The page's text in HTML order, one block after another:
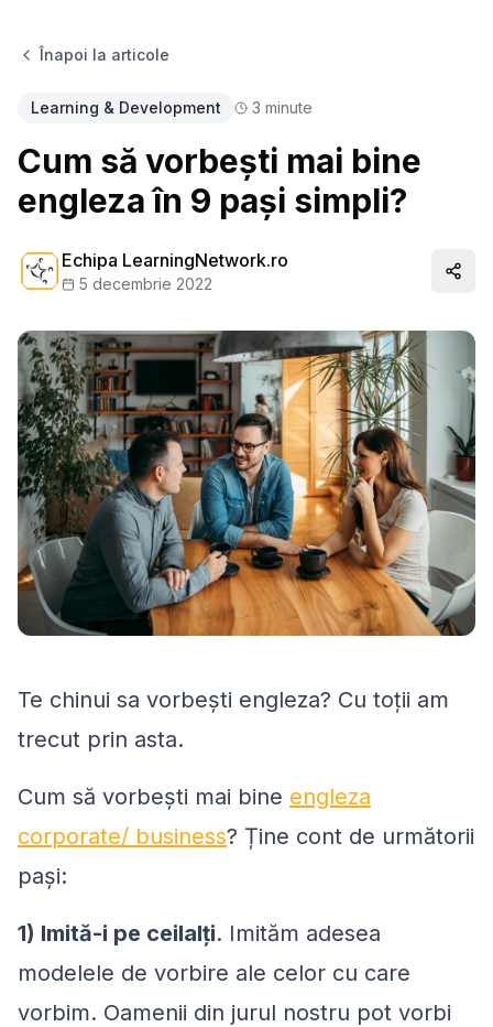
Înapoi la articole
Learning & Development 3 minute
Cum să vorbești mai bine
engleza în 9 pași simpli?
Echipa LearningNetwork.ro
5 decembrie 2022
Te chinui sa vorbești engleza? Cu toții am
trecut prin asta.
Cum să vorbești mai bine engleza
corporate/ business? Ține cont de următorii
pași:
1) Imită-i pe ceilalți. Imităm adesea
modelele de vorbire ale celor cu care
vorbim. Oamenii din jurul nostru pot vorbi